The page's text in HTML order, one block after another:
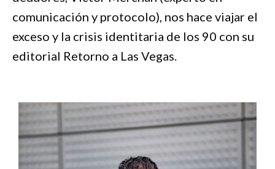
comunicación y protocolo), nos hace viajar el
exceso y la crisis identitaria de los 90 con su
editorial Retorno a Las Vegas.